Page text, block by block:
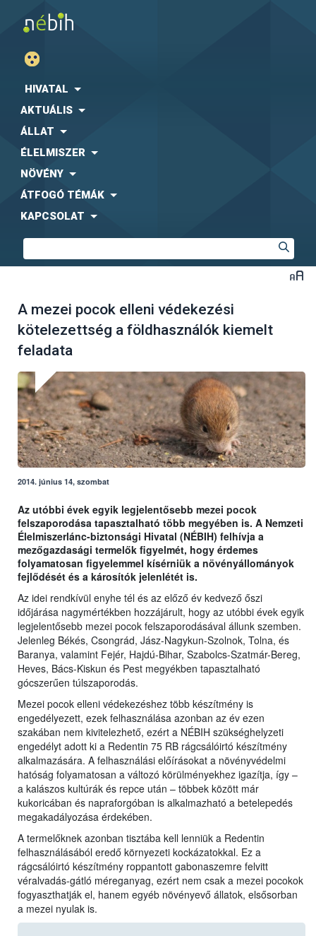
HIVATAL
AKTUÁLIS
ÁLLAT
ÉLELMISZER
NÖVÉNY
ÁTFOGÓ TÉMÁK
KAPCSOLAT
A mezei pocok elleni védekezési
kötelezettség a földhasználók kiemelt
feladata
2014. június 14, szombat
Az utóbbi évek egyik legjelentősebb mezei pocok
felszaporodása tapasztalható több megyében is. A Nemzeti
Élelmiszerlánc-biztonsági Hivatal (NÉBIH) felhívja a
mezőgazdasági termelők figyelmét, hogy érdemes
folyamatosan figyelemmel kísérniük a növényállományok
fejlődését és a károsítók jelenlétét is.
Az idei rendkívül enyhe tél és az előző év kedvező őszi
időjárása nagymértékben hozzájárult, hogy az utóbbi évek egyik
legjelentősebb mezei pocok felszaporodásával állunk szemben.
Jelenleg Békés, Csongrád, Jász-Nagykun-Szolnok, Tolna, és
Baranya, valamint Fejér, Hajdú-Bihar, Szabolcs-Szatmár-Bereg,
Heves, Bács-Kiskun és Pest megyékben tapasztalható
gócszerűen túlszaporodás.
Mezei pocok elleni védekezéshez több készítmény is
engedélyezett, ezek felhasználása azonban az év ezen
szakában nem kivitelezhető, ezért a NÉBIH szükséghelyzeti
engedélyt adott ki a Redentin 75 RB rágcsálóirtó készítmény
alkalmazására. A felhasználási előírásokat a növényvédelmi
hatóság folyamatosan a változó körülményekhez igazítja, így –
a kalászos kultúrák és repce után – többek között már
kukoricában és napraforgóban is alkalmazható a betelepedés
megakadályozása érdekében.
A termelőknek azonban tisztába kell lenniük a Redentin
felhasználásából eredő környezeti kockázatokkal. Ez a
rágcsálóirtó készítmény roppantott gabonaszemre felvitt
véralvadás-gátló méreganyag, ezért nem csak a mezei pocokok
fogyaszthatják el, hanem egyéb növényevő állatok, elsősorban
a mezei nyulak is.